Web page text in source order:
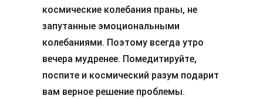
космические колебания праны, не
запутанные эмоциональными
колебаниями. Поэтому всегда утро
вечера мудренее. Помедитируйте,
поспите и космический разум подарит
вам верное решение проблемы.